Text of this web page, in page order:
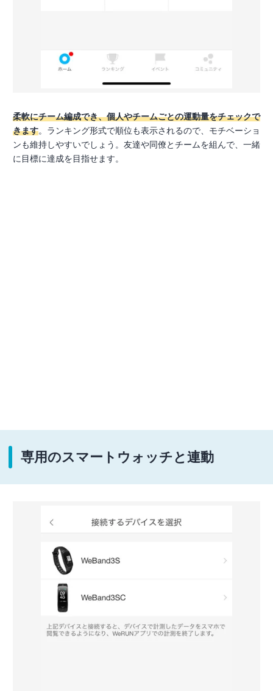
柔軟にチーム編成でき、個人やチームごとの運動量をチェックで
きます。ランキング形式で順位も表示されるので、モチベーショ
ンも維持しやすいでしょう。友達や同僚とチームを組んで、一緒
に目標に達成を目指せます。
専用のスマートウォッチと連動